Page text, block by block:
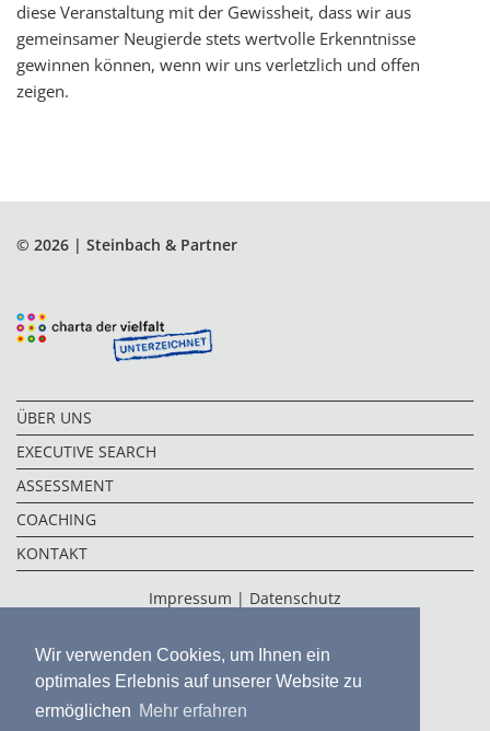
Wir verwenden Cookies, um Ihnen ein
optimales Erlebnis auf unserer Website zu
ermöglichen Mehr erfahren
diese Veranstaltung mit der Gewissheit, dass wir aus
gemeinsamer Neugierde stets wertvolle Erkenntnisse
gewinnen können, wenn wir uns verletzlich und offen
zeigen.
© 2026 | Steinbach & Partner
ÜBER UNS
EXECUTIVE SEARCH
ASSESSMENT
COACHING
KONTAKT
Impressum | Datenschutz